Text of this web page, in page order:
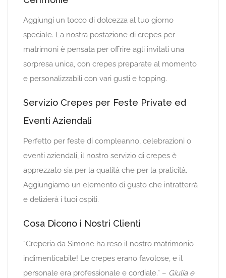
Aggiungi un tocco di dolcezza al tuo giorno
speciale. La nostra postazione di crepes per
matrimoni è pensata per offrire agli invitati una
sorpresa unica, con crepes preparate al momento
e personalizzabili con vari gusti e topping.
Servizio Crepes per Feste Private ed
Eventi Aziendali
Perfetto per feste di compleanno, celebrazioni o
eventi aziendali, il nostro servizio di crepes è
apprezzato sia per la qualità che per la praticità.
Aggiungiamo un elemento di gusto che intratterrà
e delizierà i tuoi ospiti.
Cosa Dicono i Nostri Clienti
“Creperia da Simone ha reso il nostro matrimonio
indimenticabile! Le crepes erano favolose, e il
personale era professionale e cordiale.” – Giulia e